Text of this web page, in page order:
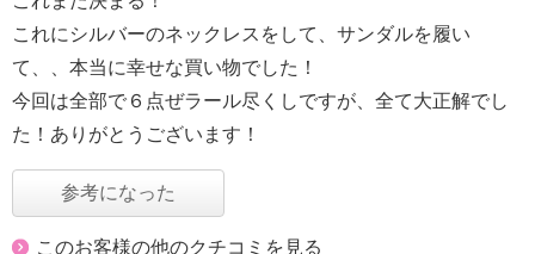
これにシルバーのネックレスをして、サンダルを履い
て、、本当に幸せな買い物でした！
今回は全部で６点ぜラール尽くしですが、全て大正解でし
た！ありがとうございます！
参考になった
このお客様の他のクチコミを見る